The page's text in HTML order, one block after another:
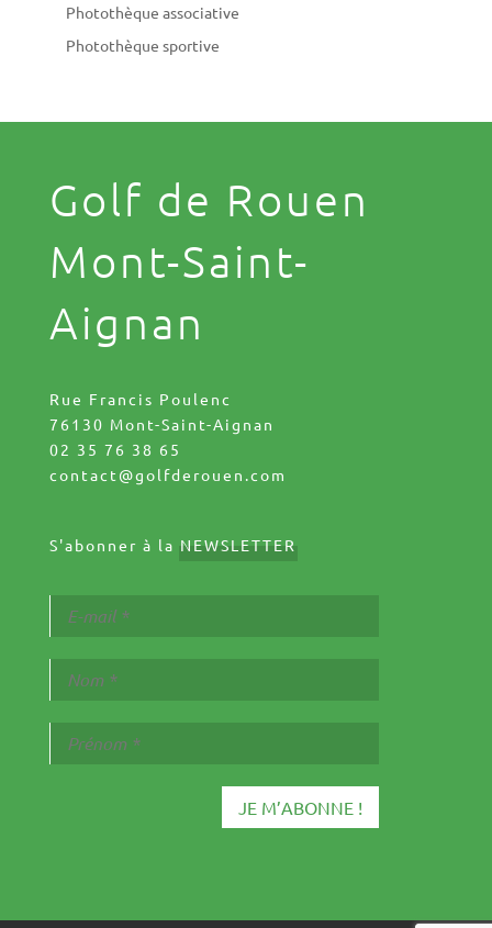
Photothèque associative
Photothèque sportive
Golf de Rouen
Mont-Saint-
Aignan
Rue Francis Poulenc
76130 Mont-Saint-Aignan
02 35 76 38 65
contact@golfderouen.com
S'abonner à la NEWSLETTER